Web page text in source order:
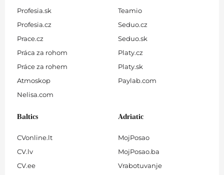
Profesia.sk
Profesia.cz
Prace.cz
Práca za rohom
Práce za rohem
Atmoskop
Nelisa.com
Teamio
Seduo.cz
Seduo.sk
Platy.cz
Platy.sk
Paylab.com
Baltics
CVonline.lt
CV.lv
CV.ee
Adriatic
MojPosao
MojPosao.ba
Vrabotuvanje